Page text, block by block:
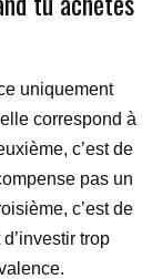
uniquement
correspond à
c’est de
pas un
c’est de
trop